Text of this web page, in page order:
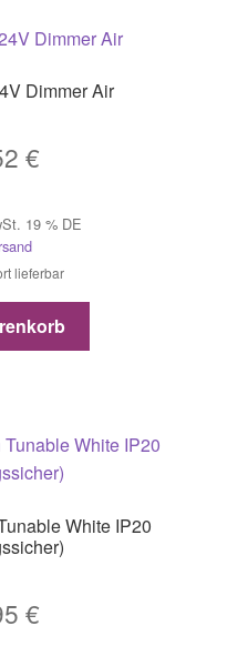
Dimmer Air
€
19 % DE
lieferbar
White IP20
€